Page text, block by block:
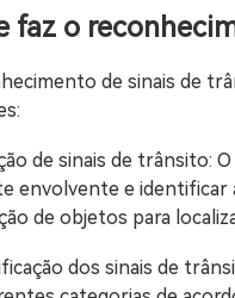
faz o
de sinais de
de sinais de trânsito: O
envolvente e identificar
de objetos para
dos sinais de